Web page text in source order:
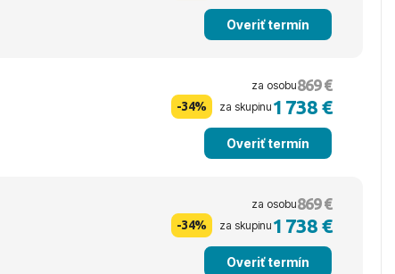
Overiť termín
za osobu869 €
-34% za skupinu 1 738 €
Overiť termín
za osobu869 €
-34% za skupinu 1 738 €
Overiť termín